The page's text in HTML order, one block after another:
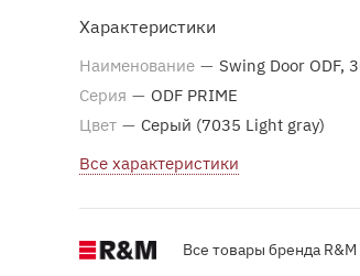
Характеристики
Наименование — Swing Door ODF,
Серия — ODF PRIME
Цвет — Серый (7035 Light gray)
Все характеристики
Все товары бренда R&M